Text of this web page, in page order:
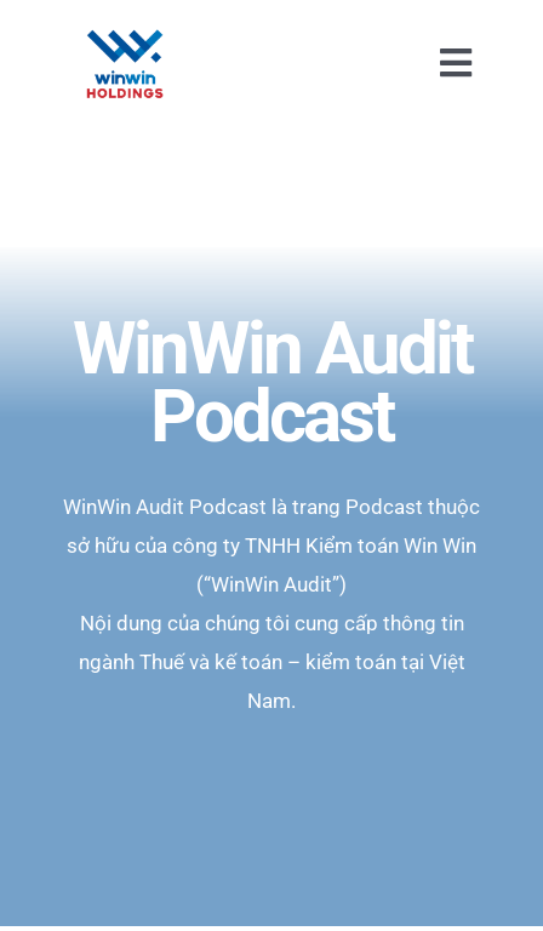
WinWin Audit
Podcast
WinWin Audit Podcast là trang Podcast thuộc
sở hữu của công ty TNHH Kiểm toán Win Win
(“WinWin Audit”)
Nội dung của chúng tôi cung cấp thông tin
ngành Thuế và kế toán – kiểm toán tại Việt
Nam.